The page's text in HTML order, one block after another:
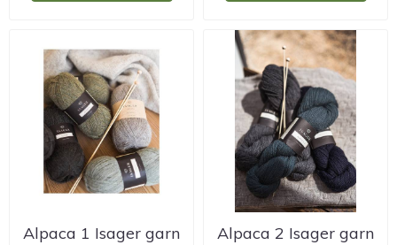
Alpaca 1 Isager garn Alpaca 2 Isager garn